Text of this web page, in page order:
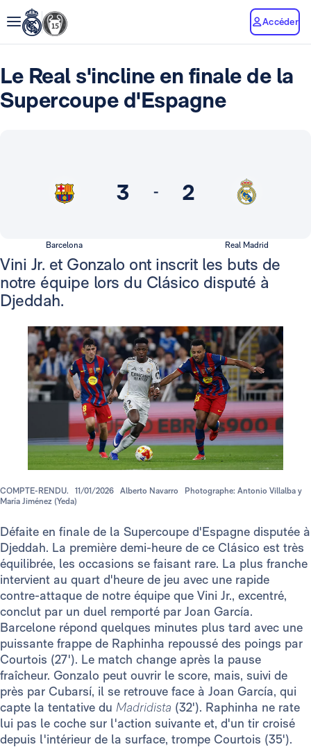
Accéder
Le Real s'incline en finale de la
Supercoupe d'Espagne
3 - 2
Barcelona Real Madrid
Vini Jr. et Gonzalo ont inscrit les buts de
notre équipe lors du Clásico disputé à
Djeddah.
COMPTE-RENDU. 11/01/2026 Alberto Navarro
Photographe: Antonio Villalba y
María Jiménez (Yeda)
Défaite en finale de la Supercoupe d'Espagne disputée à
Djeddah. La première demi-heure de ce Clásico est très
équilibrée, les occasions se faisant rare. La plus franche
intervient au quart d'heure de jeu avec une rapide
contre-attaque de notre équipe que Vini Jr., excentré,
conclut par un duel remporté par Joan García.
Barcelone répond quelques minutes plus tard avec une
puissante frappe de Raphinha repoussé des poings par
Courtois (27'). Le match change après la pause
fraîcheur. Gonzalo peut ouvrir le score, mais, suivi de
près par Cubarsí, il se retrouve face à Joan García, qui
capte la tentative du Madridista (32'). Raphinha ne rate
lui pas le coche sur l'action suivante et, d'un tir croisé
depuis l'intérieur de la surface, trompe Courtois (35').